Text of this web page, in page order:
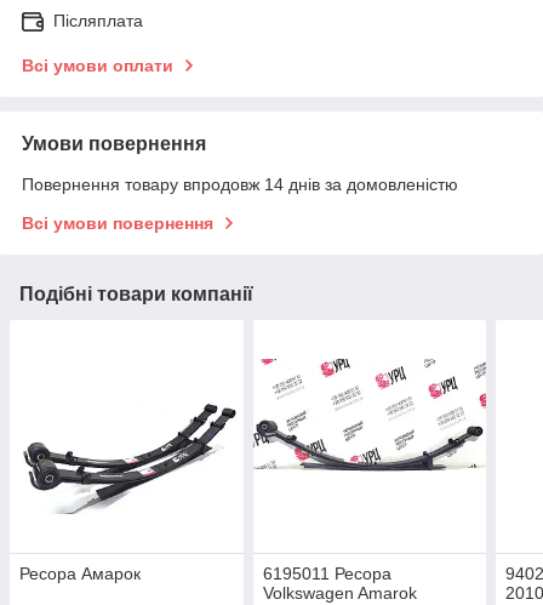
Післяплата
Всі умови оплати
Умови повернення
Повернення товару впродовж 14 днів за домовленістю
Всі умови повернення
Подібні товари компанії
Ресора Амарок
6195011 Ресора
Volkswagen Amarok